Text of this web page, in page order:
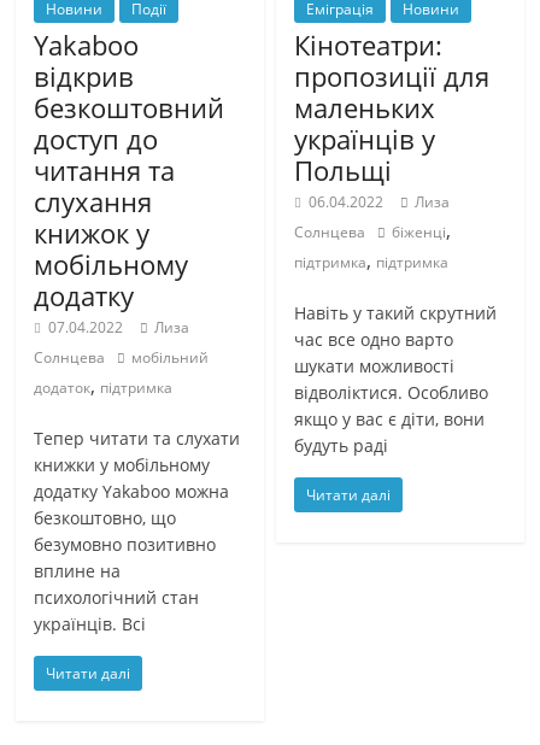
Новини Події
Yakaboo
відкрив
безкоштовний
доступ до
читання та
слухання
книжок у
мобільному
додатку
07.04.2022
Лиза
Солнцева
мобільний
додаток, підтримка
Тепер читати та слухати
книжки у мобільному
додатку Yakaboo можна
безкоштовно, що
безумовно позитивно
вплине на
психологічний стан
українців. Всі
Читати далі
Еміграція Новини
Кінотеатри:
пропозиції для
маленьких
українців у
Польщі
06.04.2022
Лиза
Солнцева
біженці,
підтримка, підтримка
Навіть у такий скрутний
час все одно варто
шукати можливості
відволіктися. Особливо
якщо у вас є діти, вони
будуть раді
Читати далі